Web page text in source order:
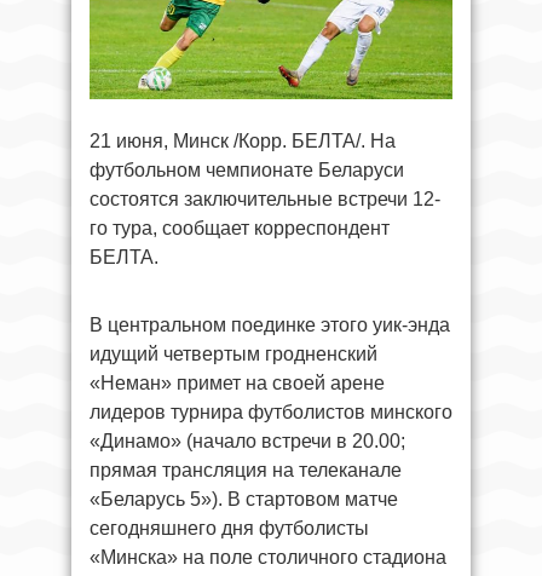
21 июня, Минск /Корр. БЕЛТА/. На
футбольном чемпионате Беларуси
состоятся заключительные встречи 12-
го тура, сообщает корреспондент
БЕЛТА.
В центральном поединке этого уик-энда
идущий четвертым гродненский
«Неман» примет на своей арене
лидеров турнира футболистов минского
«Динамо» (начало встречи в 20.00;
прямая трансляция на телеканале
«Беларусь 5»). В стартовом матче
сегодняшнего дня футболисты
«Минска» на поле столичного стадиона